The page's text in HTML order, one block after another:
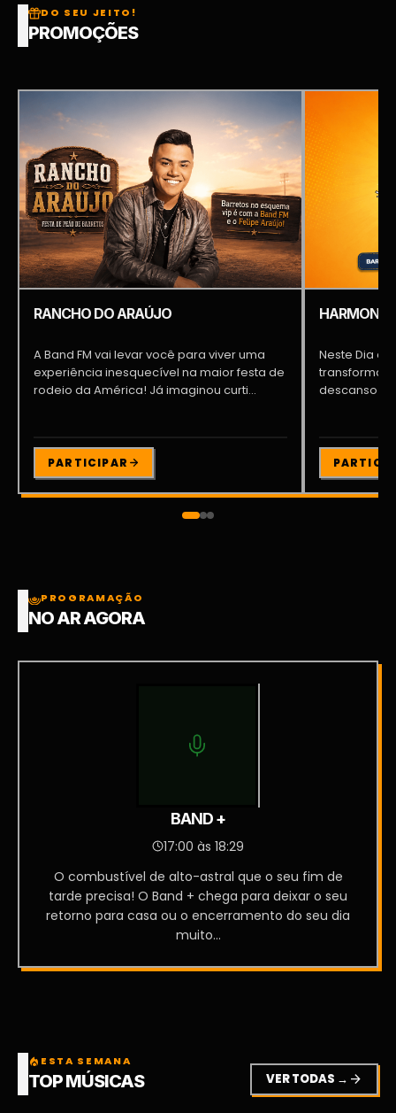
DO SEU JEITO!
PROMOÇÕES
RANCHO DO ARAÚJO
A Band FM vai levar você para viver uma
experiência inesquecível na maior festa de
rodeio da América! Já imaginou curti...
PARTICIPAR
Neste Dia
transformar
descanso
PROGRAMAÇÃO
NO AR AGORA
BAND +
17:00 às 18:29
O combustível de alto-astral que o seu fim de
tarde precisa! O Band + chega para deixar o seu
retorno para casa ou o encerramento do seu dia
muito...
local_fire_department ESTA SEMANA
TOP MÚSICAS VER TODAS → arrow_forward